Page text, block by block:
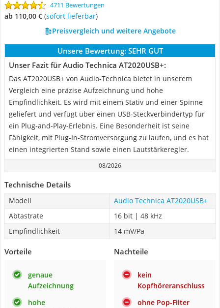
4711 Bewertungen
ab 110,00 € ( Sofort lieferbar)
Preisvergleich und weitere Angebote
Unsere Bewertung: SEHR GUT
Unser Fazit für Audio Technica AT2020USB+:
Das AT2020USB+ von Audio-Technica bietet in unserem
Vergleich eine präzise Aufzeichnung und hohe
Empfindlichkeit. Es wird mit einem Stativ und einer Spinne
geliefert und verfügt über einen USB-Steckverbindertyp für
ein Plug-and-Play-Erlebnis. Eine Besonderheit ist seine
Fähigkeit, mit Plug-In-Stromversorgung zu laufen, und es hat
einen integrierten Stand sowie einen Lautstärkeregler.
08/2026
Technische Details
Modell
Audio Technica AT2020USB+
Abtastrate
16 bit | 48 kHz
Empfindlichkeit
14 mV/Pa
Vorteile
genaue
Aufzeichnung
hohe
Nachteile
kein
Kopfhöreranschluss
ohne Pop-Filter